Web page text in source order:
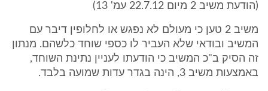
(הודעת משיב 2 מיום 22.7.12 עמ' 13)
משיב 2 טען כי מעולם לא נפגש או לחלופין דיבר עם
המשיב ובודאי שלא העביר לו כספי שוחד כלשהם. מנתון
זה הסיק ב"כ המשיב כי הודעתו לעניין נתינת השוחד,
באמצעות משיב 3, הינה בגדר עדות שמועה בלבד.